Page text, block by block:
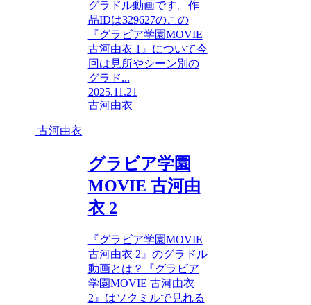
グラドル動画です。作
品IDは329627のこの
『グラビア学園MOVIE
古河由衣 1』について今
回は見所やシーン別の
グラド...
2025.11.21
古河由衣
古河由衣
グラビア学園
MOVIE 古河由
衣 2
『グラビア学園MOVIE
古河由衣 2』のグラドル
動画とは？『グラビア
学園MOVIE 古河由衣
2』はソクミルで見れる